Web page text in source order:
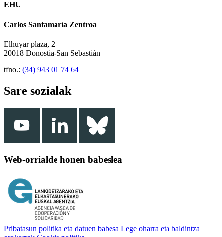
EHU
Carlos Santamaría Zentroa
Elhuyar plaza, 2
20018 Donostia-San Sebastián
tfno.: (34) 943 01 74 64
Sare sozialak
Web-orrialde honen babeslea
Pribatasun politika eta datuen babesa Lege oharra eta baldintza